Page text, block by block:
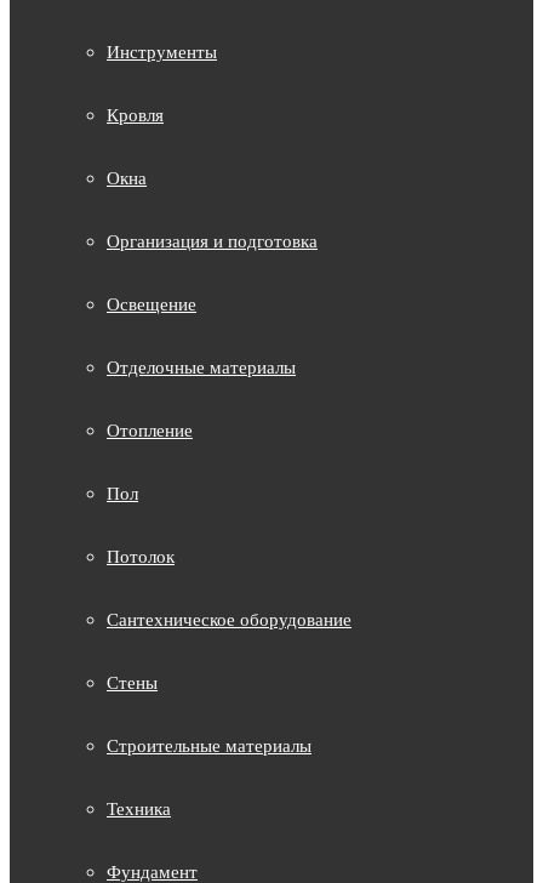
Инструменты
Кровля
Окна
Организация и подготовка
Освещение
Отделочные материалы
Отопление
Пол
Потолок
Сантехническое оборудование
Стены
Строительные материалы
Техника
Фундамент